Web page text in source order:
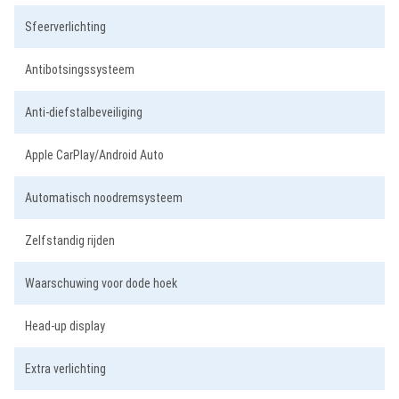
Sfeerverlichting
Antibotsingssysteem
Anti-diefstalbeveiliging
Apple CarPlay/Android Auto
Automatisch noodremsysteem
Zelfstandig rijden
Waarschuwing voor dode hoek
Head-up display
Extra verlichting